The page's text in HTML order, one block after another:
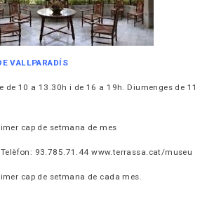
VALLPARADÍS
de 10 a 13.30h i de 16 a 19h. Diumenges de 11
cap de setmana de mes
93.785.71.44www.terrassa.cat/museu
cap de setmana de cada mes.